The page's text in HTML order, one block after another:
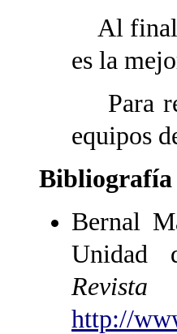
Al final
es la
Para
equipos
Bibliografía
Bernal
Unidad
http://